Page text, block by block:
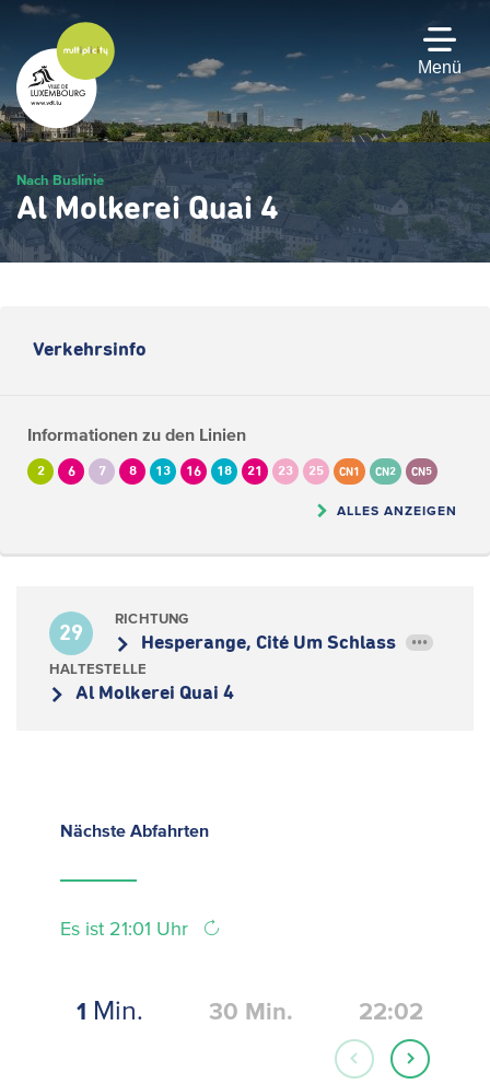
Zum
Hauptinhalt
gehen
Menü
Nach Buslinie
Al Molkerei Quai 4
Verkehrsinfo
Informationen zu den Linien
2 6 7 8 13 16 18 21 23 25 CN1 CN2 CN5
ALLES ANZEIGEN
29
RICHTUNG
Hesperange, Cité Um Schlass •••
HALTESTELLE
Al Molkerei Quai 4
Nächste Abfahrten
Es ist 21:01 Uhr
1 Min. 30 Min. 22:02